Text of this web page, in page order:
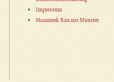
Impressum
Masannek Bau aus Munster